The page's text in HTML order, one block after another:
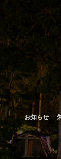
お知らせ